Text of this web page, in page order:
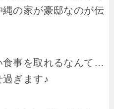
の家が豪邸なのが伝
食事を取れるなんて…
ぎます♪